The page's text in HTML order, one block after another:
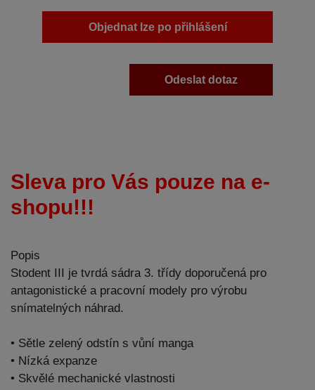
Objednat lze po přihlášení
Odeslat dotaz
Sleva pro Vás pouze na e-
shopu!!!
Popis
Stodent III je tvrdá sádra 3. třídy doporučená pro
antagonistické a pracovní modely pro výrobu
snímatelných náhrad.
• Sětle zelený odstín s vůní manga
• Nízká expanze
• Skvělé mechanické vlastnosti